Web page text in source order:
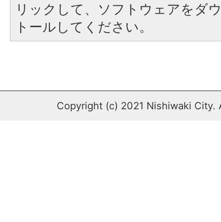
リックして、ソフトウェアをダ
トールしてください。
Copyright (c) 2021 Nishiwaki City.